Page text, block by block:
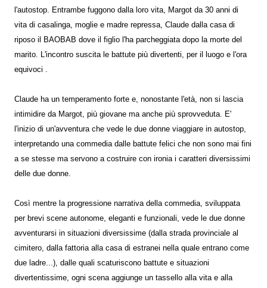
l'autostop. Entrambe fuggono dalla loro vita, Margot da 30 anni di
vita di casalinga, moglie e madre repressa, Claude dalla casa di
riposo il BAOBAB dove il figlio l'ha parcheggiata dopo la morte del
marito. L'incontro suscita le battute più divertenti, per il luogo e l'ora
equivoci .
Claude ha un temperamento forte e, nonostante l'età, non si lascia
intimidire da Margot, più giovane ma anche più sprovveduta. E'
l'inizio di un'avventura che vede le due donne viaggiare in autostop,
interpretando una commedia dalle battute felici che non sono mai fini
a se stesse ma servono a costruire con ironia i caratteri diversissimi
delle due donne.
Così mentre la progressione narrativa della commedia, sviluppata
per brevi scene autonome, eleganti e funzionali, vede le due donne
avventurarsi in situazioni diversissime (dalla strada provinciale al
cimitero, dalla fattoria alla casa di estranei nella quale entrano come
due ladre...), dalle quali scaturiscono battute e situazioni
divertentissime, ogni scena aggiunge un tassello alla vita e alla